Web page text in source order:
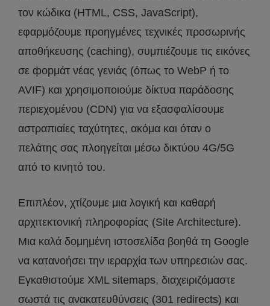
τον κώδικα (HTML, CSS, JavaScript),
εφαρμόζουμε προηγμένες τεχνικές προσωρινής
αποθήκευσης (caching), συμπιέζουμε τις εικόνες
σε форμάτ νέας γενιάς (όπως το WebP ή το
AVIF) και χρησιμοποιούμε δίκτυα παράδοσης
περιεχομένου (CDN) για να εξασφαλίσουμε
αστραπιαίες ταχύτητες, ακόμα και όταν ο
πελάτης σας πλοηγείται μέσω δικτύου 4G/5G
από το κινητό του.
Επιπλέον, χτίζουμε μια λογική και καθαρή
αρχιτεκτονική πληροφορίας (Site Architecture).
Μια καλά δομημένη ιστοσελίδα βοηθά τη Google
να κατανοήσει την ιεραρχία των υπηρεσιών σας.
Εγκαθιστούμε XML sitemaps, διαχειριζόμαστε
σωστά τις ανακατευθύνσεις (301 redirects) και